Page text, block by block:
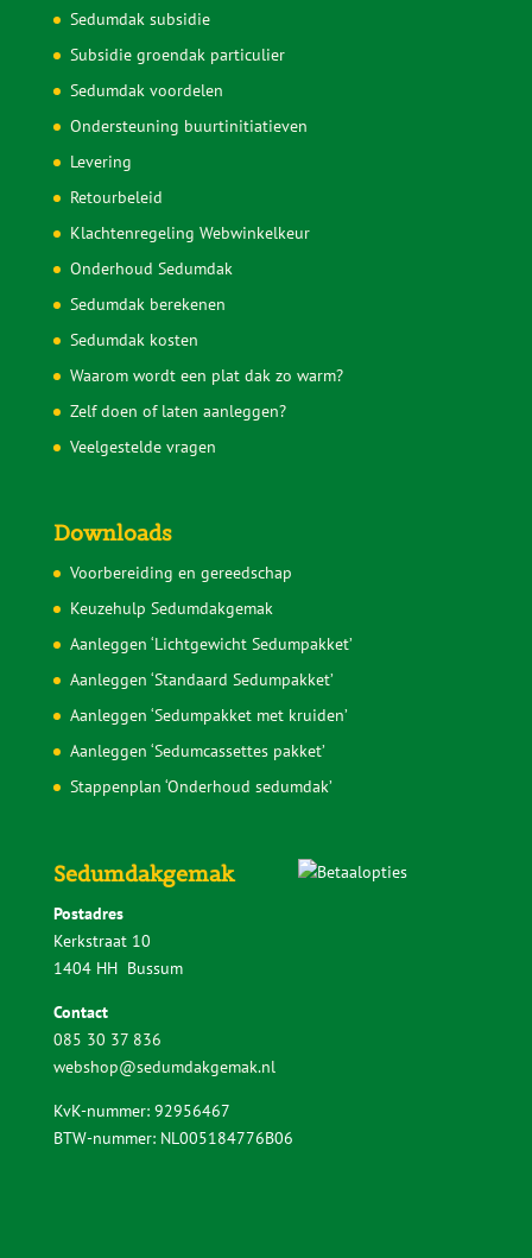
Sedumdak subsidie
Subsidie groendak particulier
Sedumdak voordelen
Ondersteuning buurtinitiatieven
Levering
Retourbeleid
Klachtenregeling Webwinkelkeur
Onderhoud Sedumdak
Sedumdak berekenen
Sedumdak kosten
Waarom wordt een plat dak zo warm?
Zelf doen of laten aanleggen?
Veelgestelde vragen
Downloads
Voorbereiding en gereedschap
Keuzehulp Sedumdakgemak
Aanleggen ‘Lichtgewicht Sedumpakket’
Aanleggen ‘Standaard Sedumpakket’
Aanleggen ‘Sedumpakket met kruiden’
Aanleggen ‘Sedumcassettes pakket’
Stappenplan ‘Onderhoud sedumdak’
Sedumdakgemak
Postadres
Kerkstraat 10
1404 HH Bussum
Contact
085 30 37 836
webshop@sedumdakgemak.nl
KvK-nummer: 92956467
BTW-nummer: NL005184776B06